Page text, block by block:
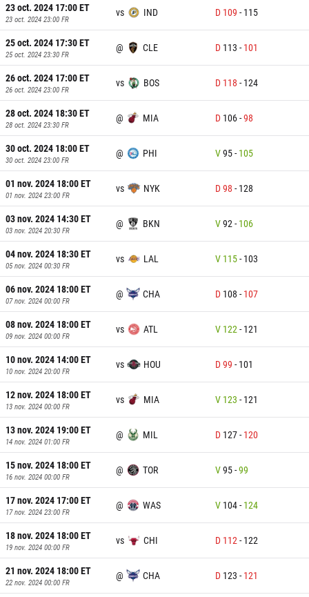
23 oct. 2024 17:00ET
23 oct. 2024 23:00 FR
vs IND D 109 - 115
25 oct. 2024 17:30ET
25 oct. 2024 23:30 FR
@ CLE D 113 - 101
26 oct. 2024 17:00ET
26 oct. 2024 23:00 FR
vs BOS D 118 - 124
28 oct. 2024 18:30ET
28 oct. 2024 23:30 FR
@ MIA D 106-98
30 oct. 2024 18:00ET
30 oct. 2024 23:00 FR
@ PHI V95- 105
01 nov. 2024 18:00ET
01 nov. 2024 23:00 FR
vs NYK D 98 - 128
03 nov. 2024 14:30ET
03 nov. 2024 20:30 FR
@ BKN V92- 106
04 nov. 2024 18:30ET
05 nov. 2024 00:30 FR
vs LAL V 115- 103
06 nov. 2024 18:00ET
07 nov. 2024 00:00 FR
@ CHA D 108 - 107
08 nov. 2024 18:00ET
09 nov. 2024 00:00 FR
vs ATL V 122- 121
10 nov. 2024 14:00ET
10 nov. 2024 20:00 FR
vs HOU D 99 - 101
12 nov. 2024 18:00ET
13 nov. 2024 00:00 FR
vs MIA V 123 - 121
13 nov. 2024 19:00ET
14 nov. 2024 01:00 FR
@ MIL D 127- 120
15 nov. 2024 18:00ET
16 nov. 2024 00:00 FR
@ TOR V95-99
17 nov. 2024 17:00ET
17 nov. 2024 23:00 FR
@ WAS V 104- 124
18 nov. 2024 18:00ET
19 nov. 2024 00:00 FR
vs CHI D 112- 122
21 nov. 2024 18:00ET
22 nov. 2024 00:00 FR
@ CHA D 123 - 121